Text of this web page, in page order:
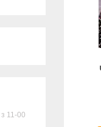
11-00